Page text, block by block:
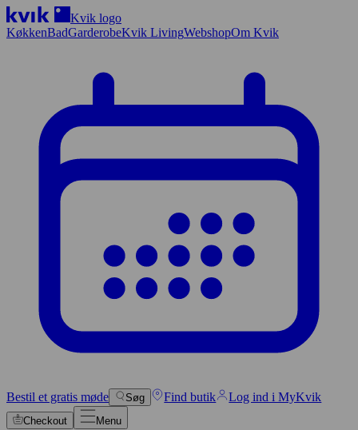
Kvik logo
KøkkenBadGarderobeKvik LivingWebshopOm Kvik
Bestil et gratis møde Søg Find butik Log ind i MyKvik
Checkout Menu